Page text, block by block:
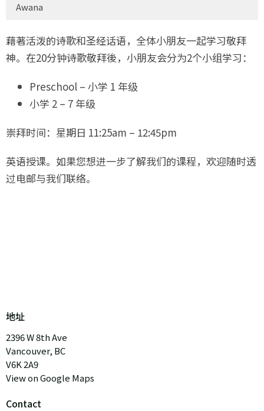
Awana
藉著活泼的诗歌和圣经话语，全体小朋友一起学习敬拜
神。在20分钟诗歌敬拜後，小朋友会分为2个小组学习：
Preschool – 小学 1 年级
小学 2 – 7 年级
崇拜时间：星期日 11:25am – 12:45pm
英语授课。如果您想进一步了解我们的课程，欢迎随时透
过电邮与我们联络。
地址
2396 W 8th Ave
Vancouver, BC
V6K 2A9
View on Google Maps
Contact